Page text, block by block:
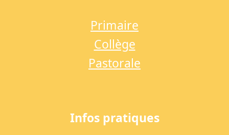
Primaire
Collège
Pastorale
Infos pratiques